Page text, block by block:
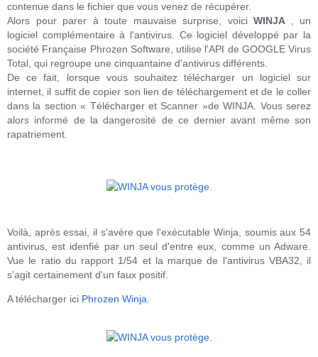
contenue dans le fichier que vous venez de récupérer.
Alors pour parer à toute mauvaise surprise, voici WINJA
, un
logiciel complémentaire à l'antivirus. Ce logiciel développé par la
société Française Phrozen Software, utilise l'API de GOOGLE Virus
Total, qui regroupe une cinquantaine d'antivirus différents.
De ce fait, lorsque vous souhaitez télécharger un logiciel sur
internet, il suffit de copier son lien de téléchargement et de le coller
dans la section « Télécharger et Scanner »de WINJA. Vous serez
alors informé de la dangerosité de ce dernier avant même son
rapatriement.
Voilà, après essai, il s'avère que l'exécutable Winja, soumis aux 54
antivirus, est idenfié par un seul d'entre eux, comme un Adware.
Vue le ratio du rapport 1/54 et la marque de l'antivirus VBA32, il
s'agit certainement d'un faux positif.
A télécharger ici Phrozen Winja.